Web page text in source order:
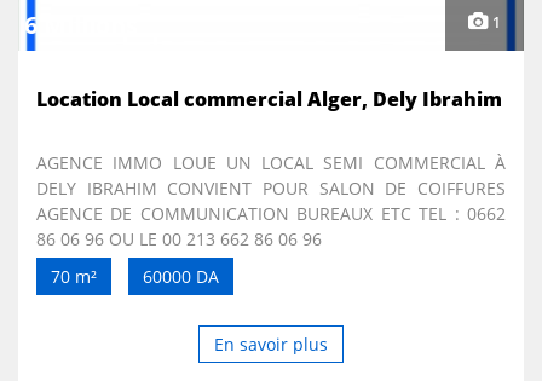
6 Millions 1
Location Local commercial Alger, Dely Ibrahim
AGENCE IMMO LOUE UN LOCAL SEMI COMMERCIAL À
DELY IBRAHIM CONVIENT POUR SALON DE COIFFURES
AGENCE DE COMMUNICATION BUREAUX ETC TEL : 0662
86 06 96 OU LE 00 213 662 86 06 96
70 m²
60000 DA
En savoir plus